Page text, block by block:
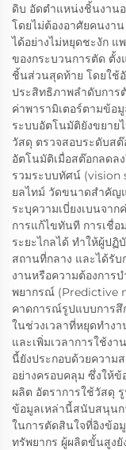
ดิบ อัดตำแหน่งชิ้นงาน
โดยไม่ต้องอาศัยคนงา
ได้อย่างไม่หยุดชะงัก
ของกระบวนการตัด ตั้ง
ชิ้นส่วนสุดท้าย โดยใช้
ประสิทธิภาพลำดับการ
ค่าพารามิเตอร์ตามข้อ
ระบบอัตโนมัติยังขยาย
วัสดุ ตรวจสอบระดับส
อัตโนมัติเมื่อสต๊อกลดล
รวมระบบทัศน์ (vision
ยลไทม์ วัดขนาดสำคัญ
ระบุความเบี่ยงเบนจา
การแก้ไขทันที การเชื่
ระยะไกลได้ ทำให้ผู้ปฏิ
สถานที่กลาง และได้รั
งานหรือความต้องการ
พยากรณ์ (Predictive
คาดการณ์รูปแบบการสึ
ในช่วงเวลาที่หยุดทำง
และเพิ่มเวลาการใช้ง
นี้ยังประกอบด้วยความ
อย่างครอบคลุม ซึ่งให้ข้
ผลิต อัตราการใช้วัสดุ
ข้อมูลเหล่านี้สนับสนุนก
ในการตัดสินใจที่อิงข้อ
ทรัพยากร ผู้ผลิตขั้นสูงยั